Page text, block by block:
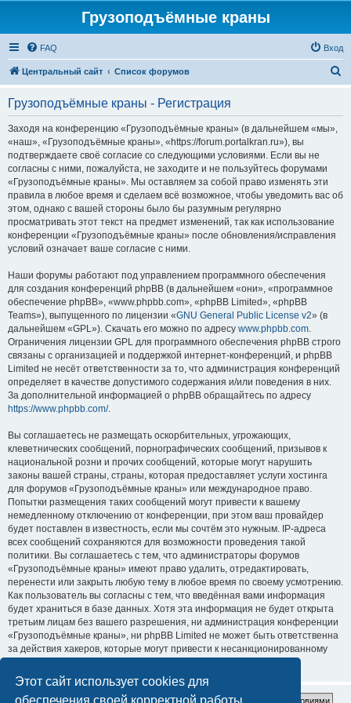
Этот сайт использует cookies для
обеспечения своей корректной работы.
Грузоподъёмные краны
FAQ Вход
Центральный сайт Список форумов
Грузоподъёмные краны - Регистрация
Заходя на конференцию «Грузоподъёмные краны» (в дальнейшем «мы»,
«наш», «Грузоподъёмные краны», «https://forum.portalkran.ru»), вы
подтверждаете своё согласие со следующими условиями. Если вы не
согласны с ними, пожалуйста, не заходите и не пользуйтесь форумами
«Грузоподъёмные краны». Мы оставляем за собой право изменять эти
правила в любое время и сделаем всё возможное, чтобы уведомить вас об
этом, однако с вашей стороны было бы разумным регулярно
просматривать этот текст на предмет изменений, так как использование
конференции «Грузоподъёмные краны» после обновления/исправления
условий означает ваше согласие с ними.
Наши форумы работают под управлением программного обеспечения
для создания конференций phpBB (в дальнейшем «они», «программное
обеспечение phpBB», «www.phpbb.com», «phpBB Limited», «phpBB
Teams»), выпущенного по лицензии «GNU General Public License v2» (в
дальнейшем «GPL»). Скачать его можно по адресу www.phpbb.com.
Ограничения лицензии GPL для программного обеспечения phpBB строго
связаны с организацией и поддержкой интернет-конференций, и phpBB
Limited не несёт ответственности за то, что администрация конференций
определяет в качестве допустимого содержания и/или поведения в них.
За дополнительной информацией о phpBB обращайтесь по адресу
https://www.phpbb.com/.
Вы соглашаетесь не размещать оскорбительных, угрожающих,
клеветнических сообщений, порнографических сообщений, призывов к
национальной розни и прочих сообщений, которые могут нарушить
законы вашей страны, страны, которая предоставляет услуги хостинга
для форумов «Грузоподъёмные краны» или международное право.
Попытки размещения таких сообщений могут привести к вашему
немедленному отключению от конференции, при этом ваш провайдер
будет поставлен в известность, если мы сочтём это нужным. IP-адреса
всех сообщений сохраняются для возможности проведения такой
политики. Вы соглашаетесь с тем, что администраторы форумов
«Грузоподъёмные краны» имеют право удалить, отредактировать,
перенести или закрыть любую тему в любое время по своему усмотрению.
Как пользователь вы согласны с тем, что введённая вами информация
будет храниться в базе данных. Хотя эта информация не будет открыта
третьим лицам без вашего разрешения, ни администрация конференции
«Грузоподъёмные краны», ни phpBB Limited не может быть ответственна
за действия хакеров, которые могут привести к несанкционированному